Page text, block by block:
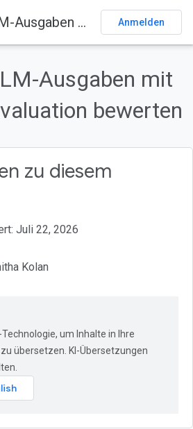
Einzelne LLM-Ausgaben mit Vertex AI Evaluation bewerten Anmelden
Ausgaben mit
bewerten
zu diesem
Juli 22, 2026
Kolan
um Inhalte in Ihre
übersetzen. KI-Übersetzungen